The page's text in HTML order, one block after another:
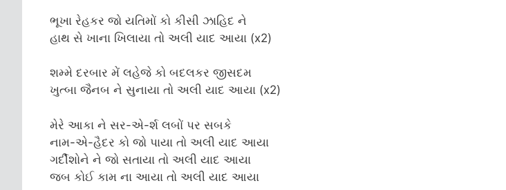
ભૂખા રેહકર જો યતિમોં કો કીસી ઝાહિદ ને
હાથ સે ખાના ખિલાયા તો અલી યાદ આયા (x2)
શમ્મે દરબાર મેં લહેજે કો બદલકર જીસદમ
ખુત્બા જૈનબ ને સુનાયા તો અલી યાદ આયા (x2)
મેરે આકા ને સર-એ-ર્શ લબોં પર સબકે
નામ-એ-હૈદર કો જો પાયા તો અલી યાદ આયા
ગર્દીશોને ને જો સતાયા તો અલી યાદ આયા
જબ કોઈ કામ ના આયા તો અલી યાદ આયા